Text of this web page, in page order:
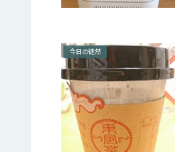
今日の徒然